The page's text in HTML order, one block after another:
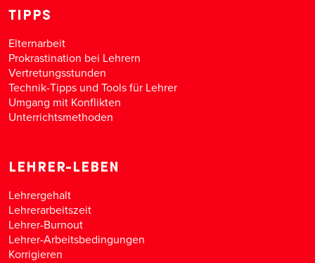
TIPPS
Elternarbeit
Prokrastination bei Lehrern
Vertretungsstunden
Technik-Tipps und Tools für Lehrer
Umgang mit Konflikten
Unterrichtsmethoden
LEHRER-LEBEN
Lehrergehalt
Lehrerarbeitszeit
Lehrer-Burnout
Lehrer-Arbeitsbedingungen
Korrigieren